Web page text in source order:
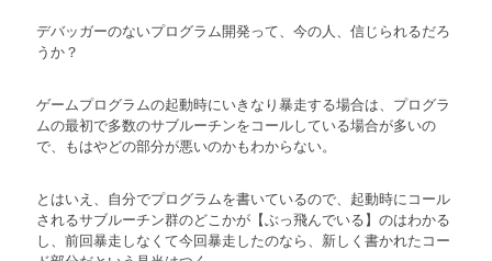
デバッガーのないプログラム開発って、今の人、信じられるだろ
うか？
ゲームプログラムの起動時にいきなり暴走する場合は、プログラ
ムの最初で多数のサブルーチンをコールしている場合が多いの
で、もはやどの部分が悪いのかもわからない。
とはいえ、自分でプログラムを書いているので、起動時にコール
されるサブルーチン群のどこかが【ぶっ飛んでいる】のはわかる
し、前回暴走しなくて今回暴走したのなら、新しく書かれたコー